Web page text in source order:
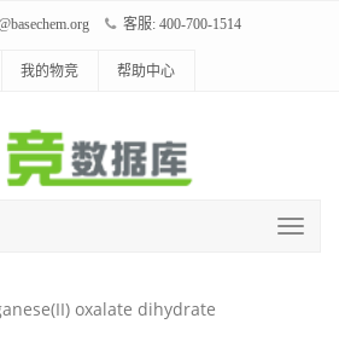
客服: 400-700-1514
我的物竞 帮助中心
oxalate dihydrate